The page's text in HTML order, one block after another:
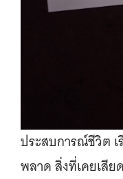
ประสบการณ์ชีวิต เ
พลาด สิ่งที่เคยเสี